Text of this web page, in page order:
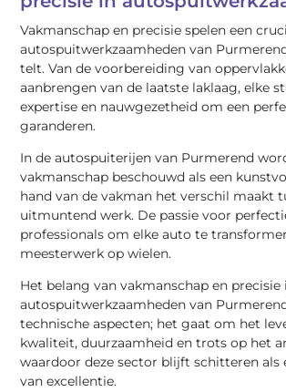
Vakmanschap en precisie spelen een
autospuitwerkzaamheden van
telt. Van de voorbereiding van
aanbrengen van de laatste laklaag, elke
expertise en nauwgezetheid om een
garanderen.
In de autospuiterijen van Purmerend
vakmanschap beschouwd als een
hand van de vakman het verschil maakt
uitmuntend werk. De passie voor
professionals om elke auto te
meesterwerk op wielen.
Het belang van vakmanschap en precisie
autospuitwerkzaamheden van
technische aspecten; het gaat om het
kwaliteit, duurzaamheid en trots op het
waardoor deze sector blijft schitteren als
van excellentie.